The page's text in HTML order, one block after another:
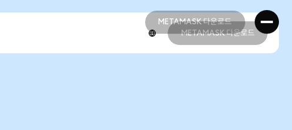
METAMASK 다운로드
METAMASK 다운로드
METAMASK 다운로드